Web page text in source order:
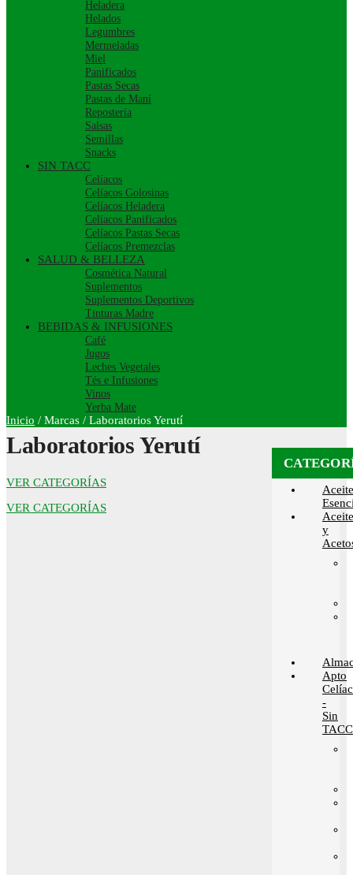
Heladera
Helados
Legumbres
Mermeladas
Miel
Panificados
Pastas Secas
Pastas de Maní
Repostería
Salsas
Semillas
Snacks
SIN TACC
Celíacos
Celíacos Golosinas
Celíacos Heladera
Celíacos Panificados
Celíacos Pastas Secas
Celíacos Premezclas
SALUD & BELLEZA
Cosmética Natural
Suplementos
Suplementos Deportivos
Tinturas Madre
BEBIDAS & INFUSIONES
Café
Jugos
Leches Vegetales
Tés e Infusiones
Vinos
Yerba Mate
Inicio / Marcas / Laboratorios Yerutí
Laboratorios Yerutí
VER CATEGORÍAS
VER CATEGORÍAS
y
Apto
-
Sin
TACC